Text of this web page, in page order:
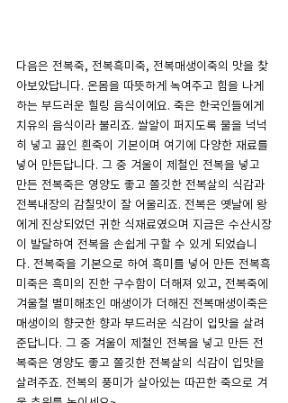
다음은 전복죽, 전복흑미죽, 전복매생이죽의 맛을 찾
아보았답니다. 온몸을 따뜻하게 녹여주고 힘을 나게
하는 부드러운 힐링 음식이에요. 죽은 한국인들에게
치유의 음식이라 불리죠. 쌀알이 퍼지도록 물을 넉넉
히 넣고 끓인 흰죽이 기본이며 여기에 다양한 재료를
넣어 만든답니다. 그 중 겨울이 제철인 전복을 넣고
만든 전복죽은 영양도 좋고 쫄깃한 전복살의 식감과
전복내장의 감칠맛이 잘 어울리죠. 전복은 옛날에 왕
에게 진상되었던 귀한 식재료였으며 지금은 수산시장
이 발달하여 전복을 손쉽게 구할 수 있게 되었습니
다. 전복죽을 기본으로 하여 흑미를 넣어 만든 전복흑
미죽은 흑미의 진한 구수함이 더해져 있고, 전복죽에
겨울철 별미해초인 매생이가 더해진 전복매생이죽은
매생이의 향긋한 향과 부드러운 식감이 입맛을 살려
준답니다. 그 중 겨울이 제철인 전복을 넣고 만든 전
복죽은 영양도 좋고 쫄깃한 전복살의 식감이 입맛을
살려주죠. 전복의 풍미가 살아있는 따끈한 죽으로 겨